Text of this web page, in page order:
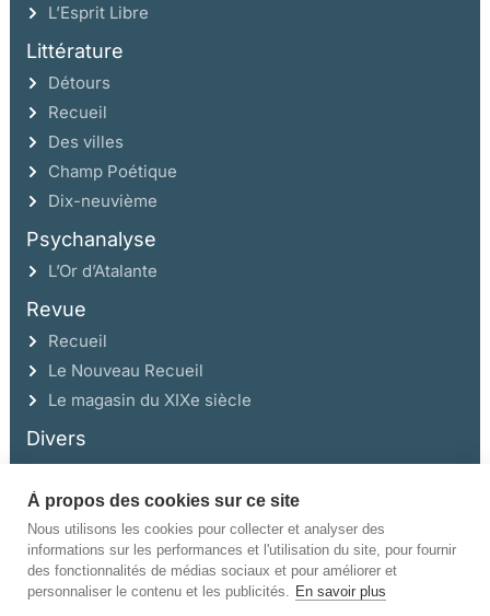
L’Esprit Libre
Littérature
Détours
Recueil
Des villes
Champ Poétique
Dix-neuvième
Psychanalyse
L’Or d’Atalante
Revue
Recueil
Le Nouveau Recueil
Le magasin du XIXe siècle
Divers
Ce site a été réalisé avec l’aide de la Région Auvergne Rhône-Alpes et de la
Drac Rhône-Alpes.
À propos des cookies sur ce site
Nous utilisons les cookies pour collecter et analyser des
informations sur les performances et l'utilisation du site, pour fournir
des fonctionnalités de médias sociaux et pour améliorer et
personnaliser le contenu et les publicités. En savoir plus